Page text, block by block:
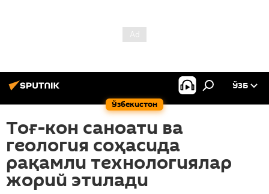
Ўзбекистон
ЎЗБ
Тоғ-кон саноати ва
геология соҳасида
рақамли технологиялар
жорий этилади